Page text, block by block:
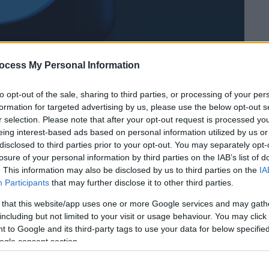
My Personal Information
opt-out of the sale, sharing to third parties, or processing of your
for targeted advertising by us, please use the below opt-out
selection. Please note that after your opt-out request is processed
interest-based ads based on personal information utilized by us
to third parties prior to your opt-out. You may separately
of your personal information by third parties on the IAB’s list of
This information may also be disclosed by us to third parties on the
Participants that may further disclose it to other third parties.
that this website/app uses one or more Google services and may
but not limited to your visit or usage behaviour. You may
to Google and its third-party tags to use your data for below
consent section.
το ΕΘΝΟΣ στη Google
δημοσιογράφων ανέστειλε τοTwitter
και τον νέο διευθύνοντα
προκάλεσε σφοδρές αντιδράσεις.
δημοσιογράφους από το CNN, τους
καθώς και ανεξάρτητους
του Twitter, Mastodon, ανεστάλη